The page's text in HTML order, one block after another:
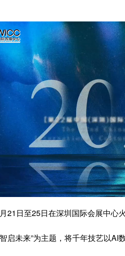
21日至25日在深圳国际会展中心火
启未来”为主题，将千年技艺以AI